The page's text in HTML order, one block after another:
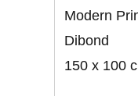
Modern
Dibond
150 x 100